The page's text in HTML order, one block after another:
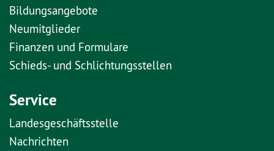
Bildungsangebote
Neumitglieder
Finanzen und Formulare
Schieds- und Schlichtungsstellen
Service
Landesgeschäftsstelle
Nachrichten